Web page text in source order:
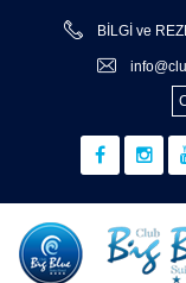
BİLGİ ve